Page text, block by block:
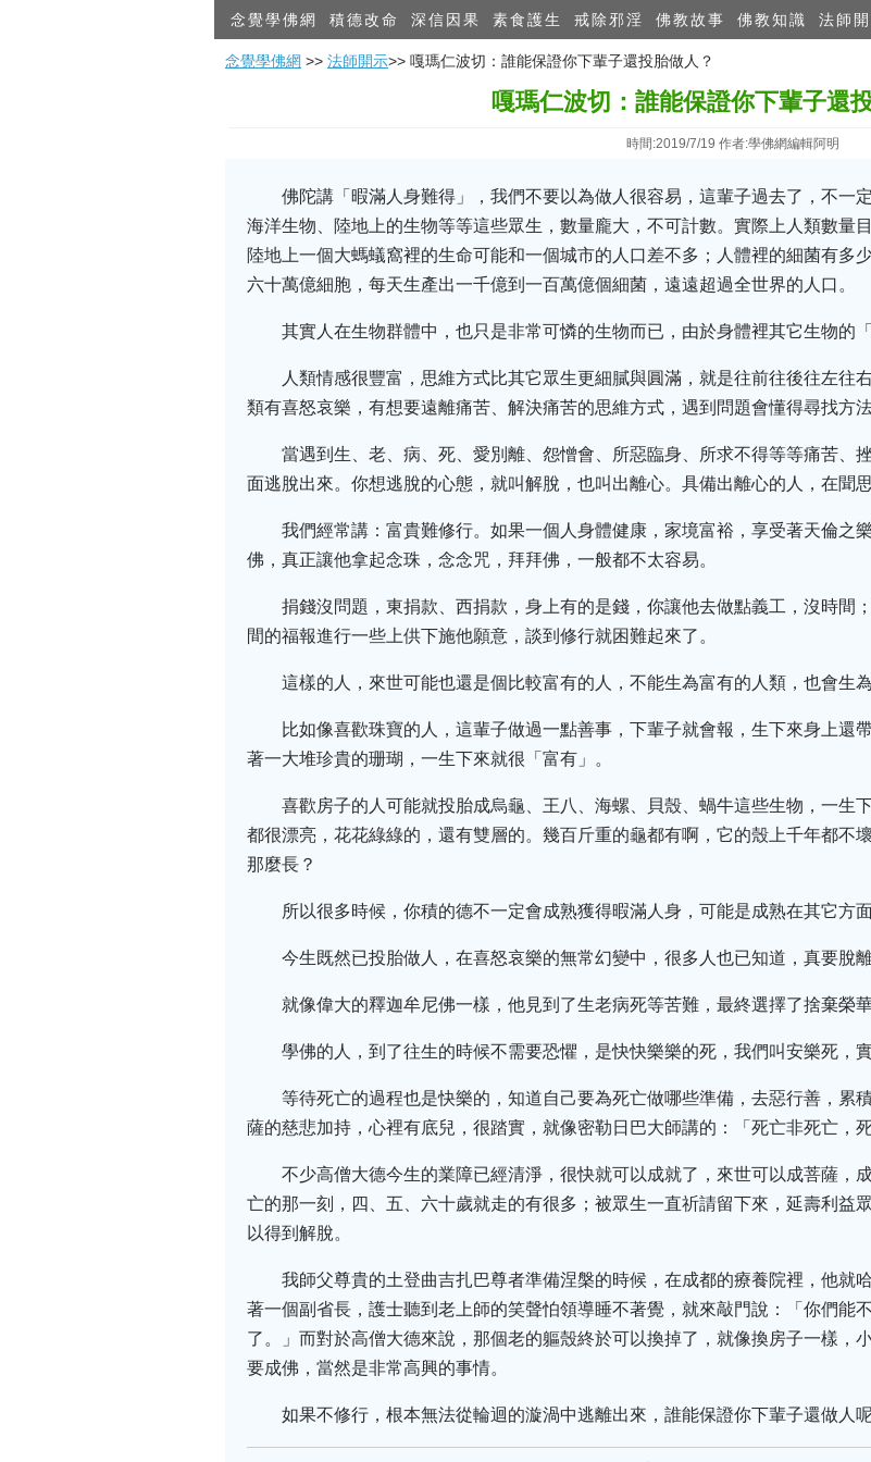
念覺學佛網 積德改命 深信因果 素食護生 戒除邪淫 佛教故事 佛教知識 法師
念覺學佛網 >> 法師開示>> 嘎瑪仁波切：誰能保證你下輩子還投胎做人？
嘎瑪仁波切：誰能保證你下輩子還
時間:2019/7/19 作者:學佛網編輯阿明
佛陀講「暇滿人身難得」，我們不要以為做人很容易，這輩子過去了，不一
海洋生物、陸地上的生物等等這些眾生，數量龐大，不可計數。實際上人類數量
陸地上一個大螞蟻窩裡的生命可能和一個城市的人口差不多；人體裡的細菌有多
六十萬億細胞，每天生產出一千億到一百萬億個細菌，遠遠超過全世界的人口。
其實人在生物群體中，也只是非常可憐的生物而已，由於身體裡其它生物的
人類情感很豐富，思維方式比其它眾生更細膩與圓滿，就是往前往後往左往
類有喜怒哀樂，有想要遠離痛苦、解決痛苦的思維方式，遇到問題會懂得尋找方
當遇到生、老、病、死、愛別離、怨憎會、所惡臨身、所求不得等等痛苦、
面逃脫出來。你想逃脫的心態，就叫解脫，也叫出離心。具備出離心的人，在聞
我們經常講：富貴難修行。如果一個人身體健康，家境富裕，享受著天倫之
佛，真正讓他拿起念珠，念念咒，拜拜佛，一般都不太容易。
捐錢沒問題，東捐款、西捐款，身上有的是錢，你讓他去做點義工，沒時間
間的福報進行一些上供下施他願意，談到修行就困難起來了。
這樣的人，來世可能也還是個比較富有的人，不能生為富有的人類，也會生
比如像喜歡珠寶的人，這輩子做過一點善事，下輩子就會報，生下來身上還
著一大堆珍貴的珊瑚，一生下來就很「富有」。
喜歡房子的人可能就投胎成烏龜、王八、海螺、貝殼、蝸牛這些生物，一生
都很漂亮，花花綠綠的，還有雙層的。幾百斤重的龜都有啊，它的殼上千年都不
那麼長？
所以很多時候，你積的德不一定會成熟獲得暇滿人身，可能是成熟在其它方面
今生既然已投胎做人，在喜怒哀樂的無常幻變中，很多人也已知道，真要脫
就像偉大的釋迦牟尼佛一樣，他見到了生老病死等苦難，最終選擇了捨棄榮
學佛的人，到了往生的時候不需要恐懼，是快快樂樂的死，我們叫安樂死，
等待死亡的過程也是快樂的，知道自己要為死亡做哪些準備，去惡行善，累
薩的慈悲加持，心裡有底兒，很踏實，就像密勒日巴大師講的：「死亡非死亡，
不少高僧大德今生的業障已經清淨，很快就可以成就了，來世可以成菩薩，
亡的那一刻，四、五、六十歲就走的有很多；被眾生一直祈請留下來，延壽利益
以得到解脫。
我師父尊貴的土登曲吉扎巴尊者準備涅槃的時候，在成都的療養院裡，他就
著一個副省長，護士聽到老上師的笑聲怕領導睡不著覺，就來敲門說：「你們能
了。」而對於高僧大德來說，那個老的軀殼終於可以換掉了，就像換房子一樣，
要成佛，當然是非常高興的事情。
如果不修行，根本無法從輪迴的漩渦中逃離出來，誰能保證你下輩子還做人